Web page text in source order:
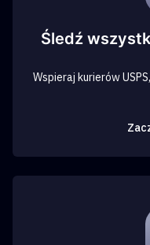
Śledź
Wspieraj kurierów